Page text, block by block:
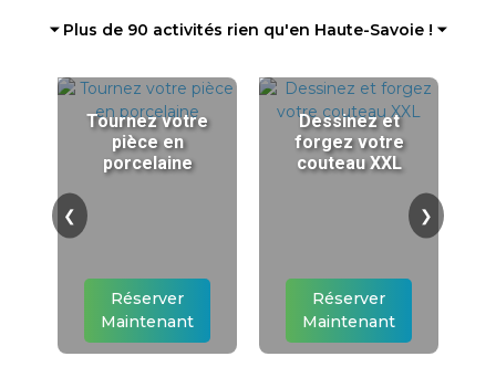
⏷ Plus de 90 activités rien qu'en Haute-Savoie ! ⏷
Tournez votre
pièce en
porcelaine
Réserver
Maintenant
Dessinez et
forgez votre
couteau XXL
Réserver
Maintenant
❮ ❯